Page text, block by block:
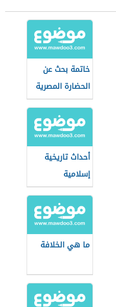
خاتمة بحث عن
الحضارة المصرية
القديمة
أحداث تاريخية
إسلامية
ما هي الخلافة